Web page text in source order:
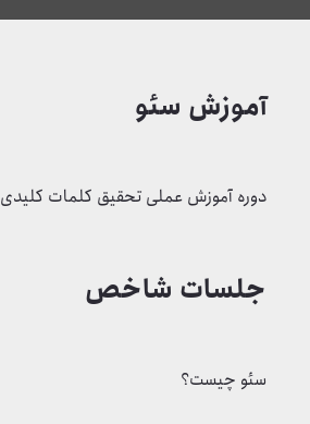
آموزش سئو
دوره آموزش عملی تحقیق کلمات کلیدی
جلسات شاخص
سئو چیست؟